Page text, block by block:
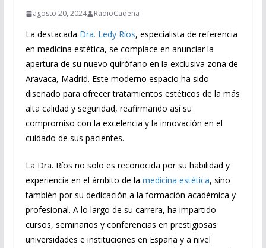
agosto 20, 2024 RadioCadena
La destacada Dra. Ledy Ríos, especialista de referencia
en medicina estética, se complace en anunciar la
apertura de su nuevo quirófano en la exclusiva zona de
Aravaca, Madrid. Este moderno espacio ha sido
diseñado para ofrecer tratamientos estéticos de la más
alta calidad y seguridad, reafirmando así su
compromiso con la excelencia y la innovación en el
cuidado de sus pacientes.
La Dra. Ríos no solo es reconocida por su habilidad y
experiencia en el ámbito de la medicina estética, sino
también por su dedicación a la formación académica y
profesional. A lo largo de su carrera, ha impartido
cursos, seminarios y conferencias en prestigiosas
universidades e instituciones en España y a nivel